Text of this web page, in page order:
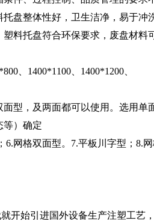
盘整体性好，卫生洁净，易于冲
料托盘符合环保要求，废盘材料
、1400*1100、1400*1200、
型，及两面都可以使用。选用单
等）确定
网格双面型。7.平板川字型；8.
开始引进国外设备生产注塑工艺，